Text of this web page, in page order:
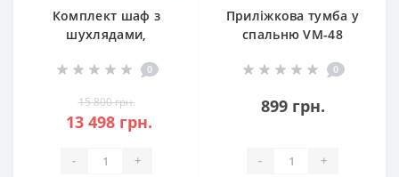
Комплект шаф з
шухлядами,
VR-10 + VR-160
15 800 грн.
13 498 грн.
- +
Приліжкова тумба у
спальню VM-48
0
899 грн.
- +